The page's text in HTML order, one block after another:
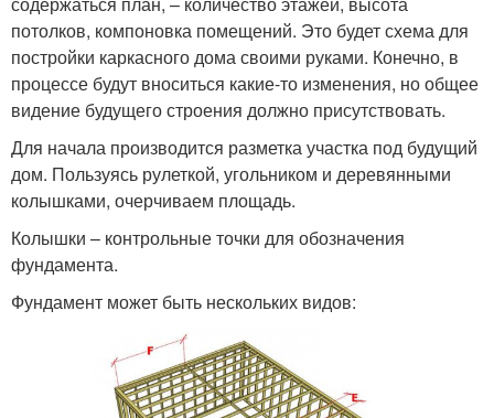
потолков, компоновка помещений. Это будет схема для
постройки каркасного дома своими руками. Конечно, в
процессе будут вноситься какие-то изменения, но общее
видение будущего строения должно присутствовать.
Для начала производится разметка участка под будущий
дом. Пользуясь рулеткой, угольником и деревянными
колышками, очерчиваем площадь.
Колышки – контрольные точки для обозначения
фундамента.
Фундамент может быть нескольких видов: